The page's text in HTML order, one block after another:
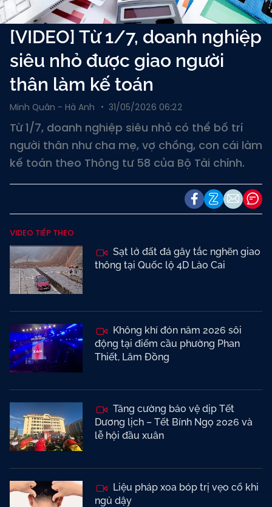
[VIDEO] Từ 1/7, doanh nghiệp
siêu nhỏ được giao người
thân làm kế toán
Minh Quân - Hà Anh 31/05/2026 06:22
Từ 1/7, doanh nghiệp siêu nhỏ có thể bố trí
người thân như cha mẹ, vợ chồng, con cái làm
kế toán theo Thông tư 58 của Bộ Tài chính.
VIDEO TIẾP THEO
Sạt lở đất đá gây tắc nghẽn giao
thông tại Quốc lộ 4D Lào Cai
Không khí đón năm 2026 sôi
động tại điểm cầu phường Phan
Thiết, Lâm Đồng
Tăng cường bảo vệ dịp Tết
Dương lịch – Tết Bính Ngọ 2026 và
lễ hội đầu xuân
Liệu pháp xoa bóp trị vẹo cổ khi
ngủ dậy